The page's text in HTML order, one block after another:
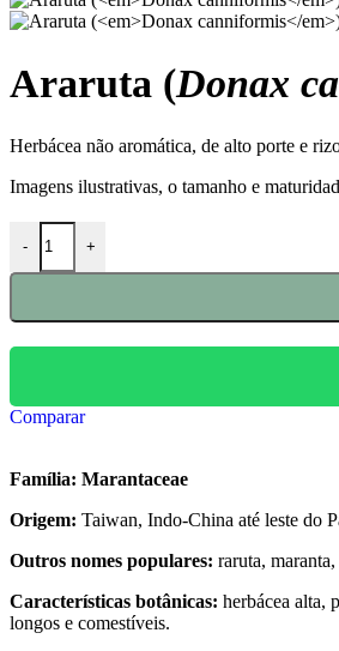
Araruta (Donax
Herbácea não aromática, de alto porte e
Imagens ilustrativas, o tamanho e
- +
Comparar
Família: Marantaceae
Origem: Taiwan, Indo-China até leste do
Outros nomes populares: raruta,
Características botânicas: herbácea alta,
longos e comestíveis.